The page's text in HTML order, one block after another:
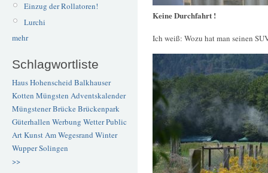
Einzug der Rollatoren!
Lurchi
mehr
Schlagwortliste
Haus Hohenscheid Balkhauser
Kotten Müngsten Adventskalender
Müngstener BrückeBrückenpark
Güterhallen Werbung WetterPublic
ArtKunstAm Wegesrand Winter
WupperSolingen
>>
Keine Durchfahrt !
Ich weiß: Wozu hat man seinen